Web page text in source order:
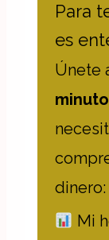
Para
es
Únete
dinero:
Mi